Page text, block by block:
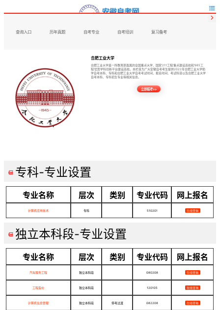

查询入口 历年真题 自考专业 自考培训 复习备考

合肥工业大学
合肥工业大学是一所教育部直属的全国重点大学、国家'211工程'重点建设高校和'985工
程'优势学科创新平台建设高校。本栏目为广大安徽自考考生提供2022年合肥工业大学助
学自考本科、专科和合肥工业大学自考考试时间、报名时间、考试科目以及合肥工业大学
自考本科、专科招生专业等相关信息。
立即报考>>
 专科-专业设置
专业名称 层次 类别 专业代码 网上报名
计算机应用技术 专科 510201 在线咨询
 独立本科段-专业设置
专业名称 层次 类别 专业代码 网上报名
汽车服务工程 独立本科段 080208 在线咨询
工程造价 独立本科段 120105 在线咨询
计算机信息管理 独立本科段 停考过渡 082208 在线咨询